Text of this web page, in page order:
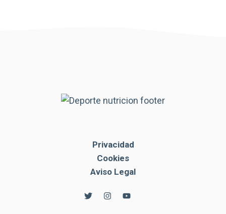
Privacidad
Cookies
Aviso Legal